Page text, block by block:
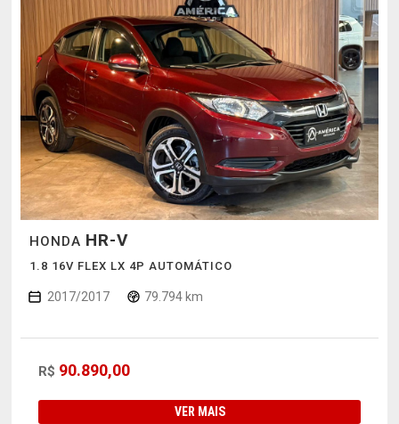
HONDA HR-V
1.8 16V FLEX LX 4P AUTOMÁTICO
2017/2017 79.794 km
R$ 90.890,00
VER MAIS